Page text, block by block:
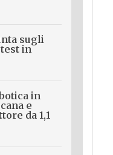
sugli
in
in
e
da 1,1